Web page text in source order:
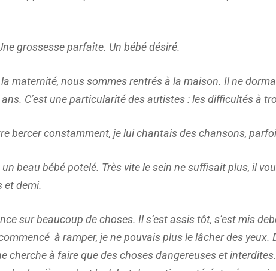
grossesse parfaite. Un bébé désiré.
maternité, nous sommes rentrés à la maison. Il ne
ans. C’est une particularité des autistes : les difficultés à
bercer constamment, je lui chantais des chansons,
beau bébé potelé. Très vite le sein ne suffisait plus, il
et demi.
sur beaucoup de choses. Il s’est assis tôt, s’est mis
à ramper, je ne pouvais plus le lâcher des yeux.
cherche à faire que des choses dangereuses et